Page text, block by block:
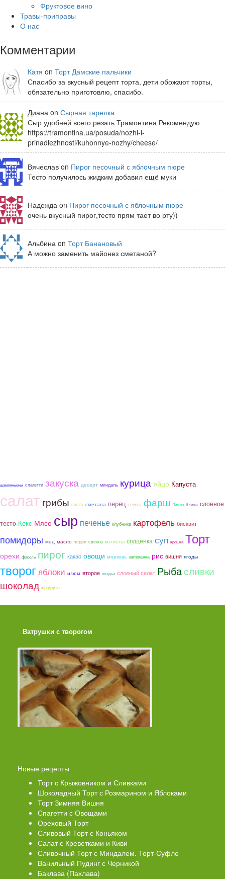
Фруктовое вино
Травы-приправы
О нас
Комментарии
Катя on Торт Дамские пальчики
Спасибо за вкусный рецепт торта, дети обожают торты,
обязательно приготовлю, спасибо.
Диана on Сырная тарелка
Сыр удобней всего резать Трамонтина Рекомендую
https://tramontina.ua/posuda/nozhi-i-
prinadlezhnosti/kuhonnye-nozhy/cheese/
Вячеслав on Пирог песочный с яблочным пюре
Тесто получилось жидким добавил ещё муки
Надежда on Пирог песочный с яблочным пюре
очень вкусный пирог,тесто прям тает во рту))
Альбина on Торт Банановый
А можно заменить майонез сметаной?
шампиньоны спагетти закуска десерт миндаль курица яйцо Капуста
салат грибы паста сметана перец семга фарш Лимон блины слоеное
тесто Кекс Мясо сыр печенье клубника картофель бисквит
помидоры мед масло черри свекла котлеты сгущенка суп крошка Торт
орехи фасоль пирог какао овощи морковь запеканка рис вишня ягоды
творог яблоки изюм второе оладьи слоеный салат Рыбасливки
шоколад кукуруза
Ватрушки с творогом
Новые рецепты
Торт с Крыжовником и Сливками
Шоколадный Торт с Розмарином и Яблоками
Торт Зимняя Вишня
Спагетти с Овощами
Ореховый Торт
Сливовый Торт с Коньяком
Салат с Креветками и Киви
Сливочный Торт с Миндалем. Торт-Суфле
Ванильный Пудинг с Черникой
Баклава (Пахлава)